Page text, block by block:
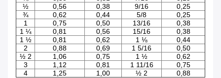
½
0,56 0,38 9/16
0,25
¾
0,62 0,44 5/8
0,25
1
0,75 0,50 13/16
0,38
1 ¼
0,81 0,56 15/16
0,38
1 ½
0,81 0,62 1 ⅛
0,44
2
0,88 0,69 1 5/16
0,50
½ 2
1,06 0,75 1 ½
0,62
3
1,12 0,81 1 11/16
0,75
4
1,25 1,00 ½ 2 0,88